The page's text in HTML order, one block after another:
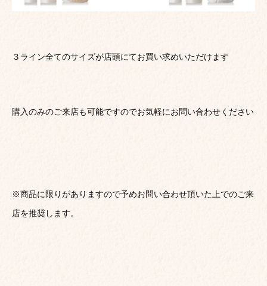
３ライン全てのサイズが店頭にてお買い求めいただけます
購入のみのご来店も可能ですのでお気軽にお問い合わせください
※商品に限りがありますので予めお問い合わせ頂いた上でのご来
店を推奨します。